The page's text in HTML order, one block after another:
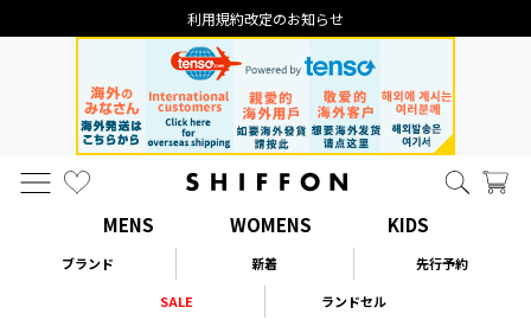
利用規約改定のお知らせ
MENS WOMENS KIDS
ブランド 新着
先行予約
SALE
ランドセル